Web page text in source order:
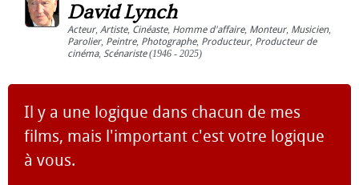
David Lynch
Acteur, Artiste, Cinéaste, Homme d'affaire, Monteur, Musicien,
Parolier, Peintre, Photographe, Producteur, Producteur de
cinéma, Scénariste(1946 - 2025)
Il y a une logique dans chacun de mes
films, mais l'important c'est votre logique
à vous.